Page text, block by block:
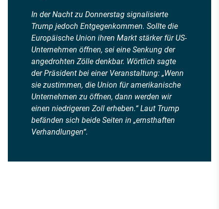
In der Nacht zu Donnerstag signalisierte
Trump jedoch Entgegenkommen. Sollte die
Europäische Union ihren Markt stärker für US-
Unternehmen öffnen, sei eine Senkung der
angedrohten Zölle denkbar. Wörtlich sagte
der Präsident bei einer Veranstaltung: „Wenn
sie zustimmen, die Union für amerikanische
Unternehmen zu öffnen, dann werden wir
einen niedrigeren Zoll erheben.“ Laut Trump
befänden sich beide Seiten in „ernsthaften
Verhandlungen“.